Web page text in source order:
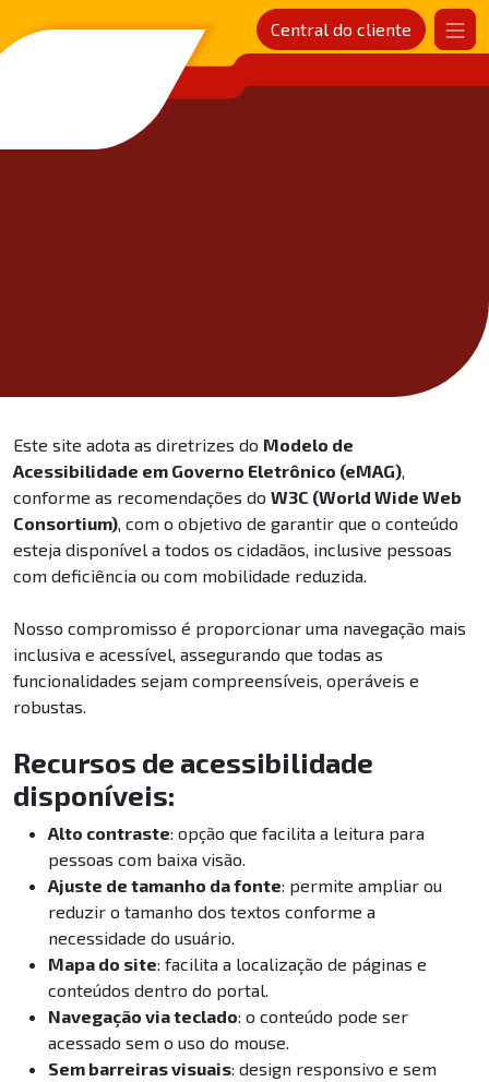
SANDER Rede de postos
Central do cliente
Este site adota as diretrizes do Modelo de
Acessibilidade em Governo Eletrônico (eMAG),
conforme as recomendações do W3C (World Wide Web
Consortium), com o objetivo de garantir que o conteúdo
esteja disponível a todos os cidadãos, inclusive pessoas
com deficiência ou com mobilidade reduzida.
Nosso compromisso é proporcionar uma navegação mais
inclusiva e acessível, assegurando que todas as
funcionalidades sejam compreensíveis, operáveis e
robustas.
Recursos de acessibilidade
disponíveis:
Alto contraste: opção que facilita a leitura para
pessoas com baixa visão.
Ajuste de tamanho da fonte: permite ampliar ou
reduzir o tamanho dos textos conforme a
necessidade do usuário.
Mapa do site: facilita a localização de páginas e
conteúdos dentro do portal.
Navegação via teclado: o conteúdo pode ser
acessado sem o uso do mouse.
Sem barreiras visuais: design responsivo e sem